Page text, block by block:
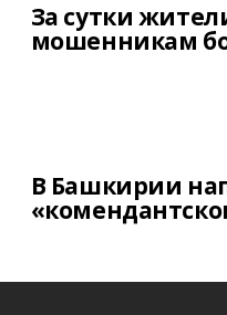
За сутки
мошенникам
В Башкирии